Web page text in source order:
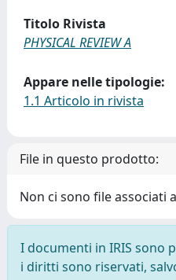
Titolo Rivista
PHYSICAL REVIEW A
Appare nelle tipologie:
1.1 Articolo in rivista
File in questo prodotto:
Non ci sono file associati
I documenti in IRIS sono
i diritti sono riservati,